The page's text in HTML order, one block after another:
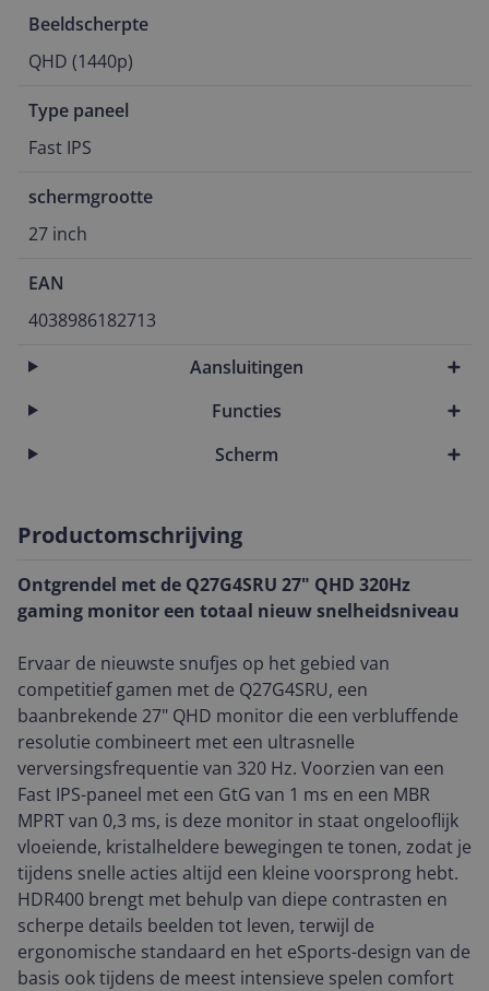
Beeldscherpte
QHD (1440p)
Type paneel
Fast IPS
schermgrootte
27 inch
EAN
4038986182713
Aansluitingen
Functies
Scherm
Productomschrijving
Ontgrendel met de Q27G4SRU 27" QHD 320Hz
gaming monitor een totaal nieuw snelheidsniveau
Ervaar de nieuwste snufjes op het gebied van
competitief gamen met de Q27G4SRU, een
baanbrekende 27" QHD monitor die een verbluffende
resolutie combineert met een ultrasnelle
verversingsfrequentie van 320 Hz. Voorzien van een
Fast IPS-paneel met een GtG van 1 ms en een MBR
MPRT van 0,3 ms, is deze monitor in staat ongelooflijk
vloeiende, kristalheldere bewegingen te tonen, zodat je
tijdens snelle acties altijd een kleine voorsprong hebt.
HDR400 brengt met behulp van diepe contrasten en
scherpe details beelden tot leven, terwijl de
ergonomische standaard en het eSports-design van de
basis ook tijdens de meest intensieve spelen comfort